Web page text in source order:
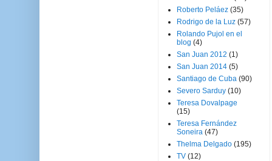
Roberto Peláez (35)
Rodrigo de la Luz (57)
Rolando Pujol en el
blog (4)
San Juan 2012 (1)
San Juan 2014 (5)
Santiago de Cuba (90)
Severo Sarduy (10)
Teresa Dovalpage
(15)
Teresa Fernández
Soneira (47)
Thelma Delgado (195)
TV (12)